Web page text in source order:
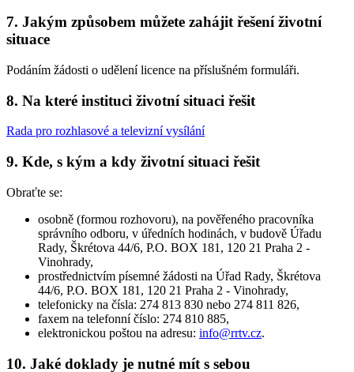
7. Jakým způsobem můžete zahájit řešení životní
situace
Podáním žádosti o udělení licence na příslušném formuláři.
8. Na které instituci životní situaci řešit
Rada pro rozhlasové a televizní vysílání
9. Kde, s kým a kdy životní situaci řešit
Obraťte se:
osobně (formou rozhovoru), na pověřeného pracovníka
správního odboru, v úředních hodinách, v budově Úřadu
Rady, Škrétova 44/6, P.O. BOX 181, 120 21 Praha 2 -
Vinohrady,
prostřednictvím písemné žádosti na Úřad Rady, Škrétova
44/6, P.O. BOX 181, 120 21 Praha 2 - Vinohrady,
telefonicky na čísla: 274 813 830 nebo 274 811 826,
faxem na telefonní číslo: 274 810 885,
elektronickou poštou na adresu: info@rrtv.cz.
10. Jaké doklady je nutné mít s sebou